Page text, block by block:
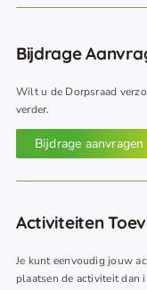
Bijdrage
Wilt u de Dorpsraad
verder.
Bijdrage aanvragen
Activiteiten
Je kunt eenvoudig jouw
plaatsen de activiteit dan